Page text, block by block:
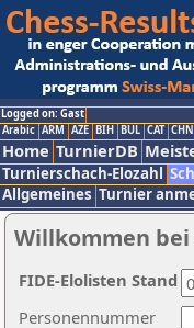
Logged on: Gast
Arabic ARM AZE BIH BUL CAT CHN
Home TurnierDB
Turnierschach-Elozahl
Allgemeines Turnier
Willkommen bei
Personennummer
FIDE-Elolisten Stand